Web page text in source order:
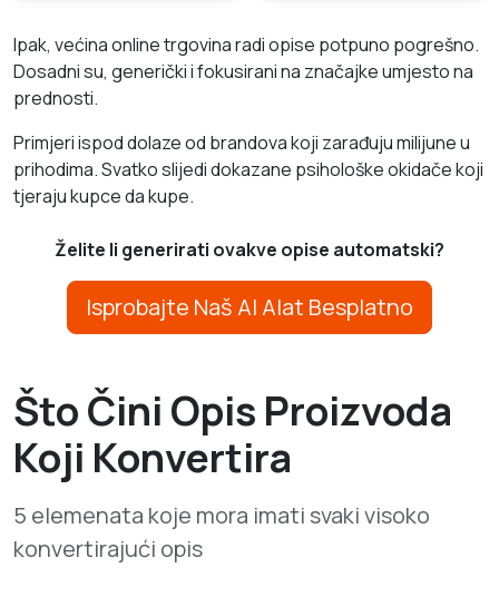
Ipak, većina online trgovina radi opise potpuno pogrešno.
Dosadni su, generički i fokusirani na značajke umjesto na
prednosti.
Primjeri ispod dolaze od brandova koji zarađuju milijune u
prihodima. Svatko slijedi dokazane psihološke okidače koji
tjeraju kupce da kupe.
Želite li generirati ovakve opise automatski?
Isprobajte Naš AI Alat Besplatno
Što Čini Opis Proizvoda
Koji Konvertira
5 elemenata koje mora imati svaki visoko
konvertirajući opis